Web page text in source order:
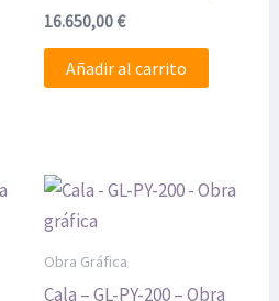
16.650,00€
Añadir al carrito
Obra Gráfica
Cala – GL-PY-200 – Obra